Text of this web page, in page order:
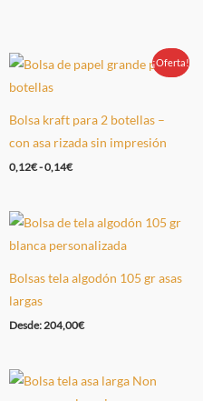
Oferta!
¡Oferta!
Bolsa kraft para 2 botellas –
con asa rizada sin impresión
0,12€-0,14€
Bolsas tela algodón 105 gr asas
largas
Desde: 204,00€